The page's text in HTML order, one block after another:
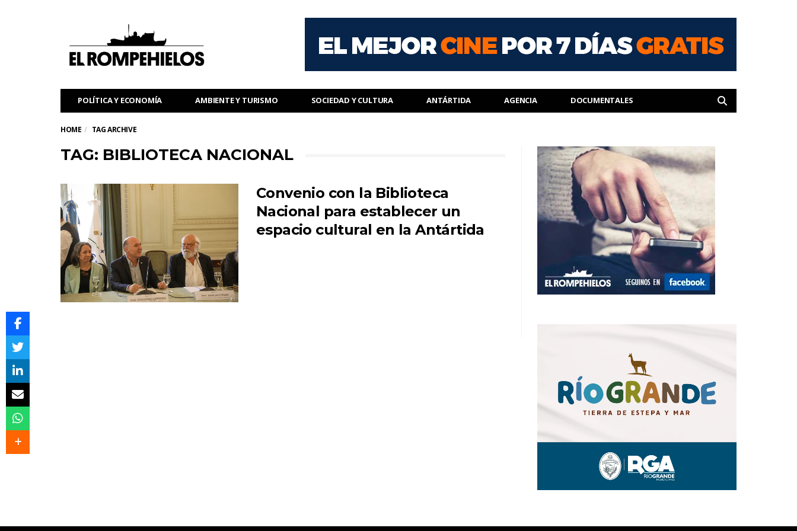
POLÍTICA Y ECONOMÍA AMBIENTE Y TURISMO SOCIEDAD Y CULTURA ANTÁRTIDA AGENCIA DOCUMENTALES
HOME TAG ARCHIVE
TAG: BIBLIOTECA NACIONAL
Convenio con la Biblioteca
Nacional para establecer un
espacio cultural en la Antártida